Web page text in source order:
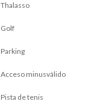
Thalasso
Golf
Parking
Acceso minusválido
Pista de tenis